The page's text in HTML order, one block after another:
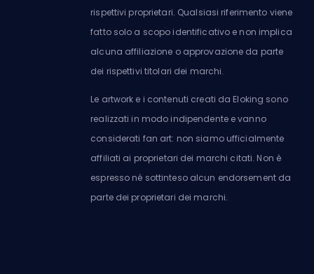
rispettivi proprietari. Qualsiasi riferimento viene
fatto solo a scopo identificativo e non implica
alcuna affiliazione o approvazione da parte
dei rispettivi titolari dei marchi.
Le artwork e i contenuti creati da Eloking sono
realizzati in modo indipendente e vanno
considerati fan art: non siamo ufficialmente
affiliati ai proprietari dei marchi citati. Non è
espresso né sottinteso alcun endorsement da
parte dei proprietari dei marchi.